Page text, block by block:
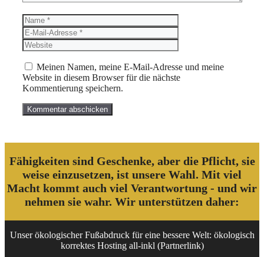
Name
Mail-
Adresse
Meinen Namen, meine E-Mail-Adresse und meine
Website in diesem Browser für die nächste
Kommentierung speichern.
Fähigkeiten sind Geschenke, aber die Pflicht, sie
weise einzusetzen, ist unsere Wahl. Mit viel
Macht kommt auch viel Verantwortung - und wir
nehmen sie wahr. Wir unterstützen daher:
Unser ökologischer Fußabdruck für eine bessere Welt: ökologisch
korrektes Hosting all-inkl (Partnerlink)